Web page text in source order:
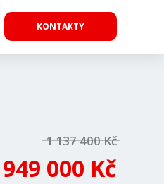
KONTAKTY
1 137 400 Kč
949 000 Kč